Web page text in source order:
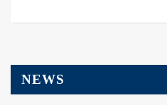
NEWS